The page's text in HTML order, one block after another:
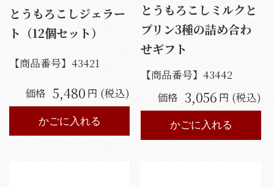
とうもろこしジェラー
ト（12個セット）
【商品番号】 43421
価格 5,480 円 (税込)
かごに入れる
とうもろこしミルクと
プリン3種の詰め合わ
せギフト
【商品番号】43442
価格 3,056 円 (税込)
かごに入れる